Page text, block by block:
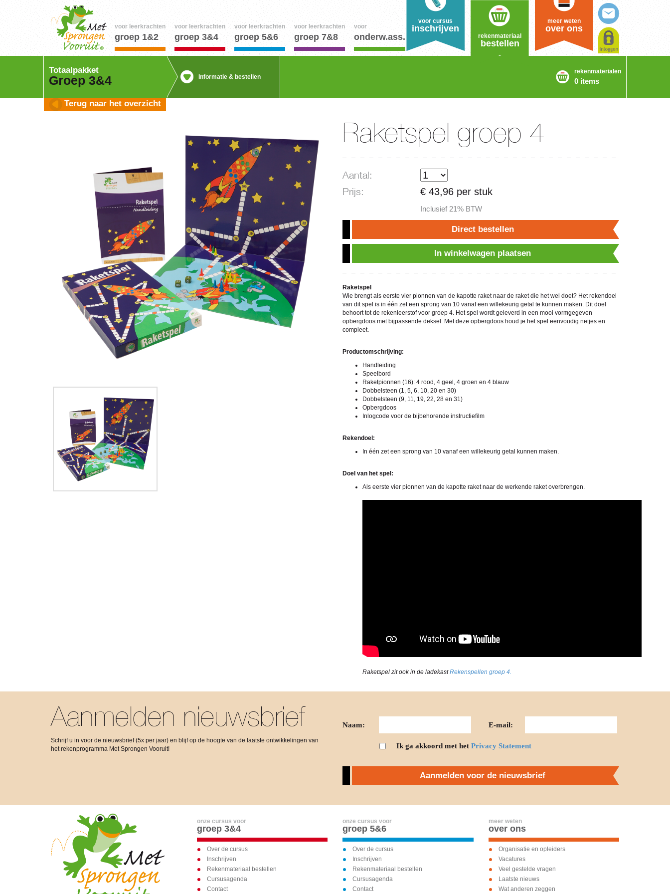
voor leerkrachten
groep 1&2
voor leerkrachten
groep 3&4
voor leerkrachten
groep 5&6
voor leerkrachten
groep 7&8
voor
onderw.ass.
voor cursus
inschrijven
rekenmateriaal
bestellen
meer weten
over ons
rekenmaterialen
0 items
Totaalpakket
Groep 3&4
Terug naar het overzicht
Informatie & bestellen
Raketspel groep 4
Aantal:
Prijs:
€ 43,96 per stuk
Inclusief 21% BTW
Direct bestellen
In winkelwagen plaatsen
Raketspel
Wie brengt als eerste vier pionnen van de kapotte raket naar de raket die het wel doet? Het rekendoel
van dit spel is in één zet een sprong van 10 vanaf een willekeurig getal te kunnen maken. Dit doel
behoort tot de rekenleerstof voor groep 4. Het spel wordt geleverd in een mooi vormgegeven
opbergdoos met bijpassende deksel. Met deze opbergdoos houd je het spel eenvoudig netjes en
compleet.
Productomschrijving:
Handleiding
Speelbord
Raketpionnen (16): 4 rood, 4 geel, 4 groen en 4 blauw
Dobbelsteen (1, 5, 6, 10, 20 en 30)
Dobbelsteen (9, 11, 19, 22, 28 en 31)
Opbergdoos
Inlogcode voor de bijbehorende instructiefilm
Rekendoel:
In één zet een sprong van 10 vanaf een willekeurig getal kunnen maken.
Doel van het spel:
Als eerste vier pionnen van de kapotte raket naar de werkende raket overbrengen.
Raketspel zit ook in de ladekastRekenspellen groep 4.
Aanmelden nieuwsbrief
Schrijf u in voor de nieuwsbrief (5x per jaar) en blijf op de hoogte van de laatste ontwikkelingen van
het rekenprogramma Met Sprongen Vooruit!
Naam: E-mail:
Ik ga akkoord met het Privacy Statement
Aanmelden voor de nieuwsbrief
onze cursus voor
groep 3&4
Over de cursus
Inschrijven
Rekenmateriaal bestellen
Cursusagenda
Contact
onze cursus voor
groep 5&6
Over de cursus
Inschrijven
Rekenmateriaal bestellen
Cursusagenda
Contact
meer weten
over ons
Organisatie en opleiders
Vacatures
Veel gestelde vragen
Laatste nieuws
Wat anderen zeggen